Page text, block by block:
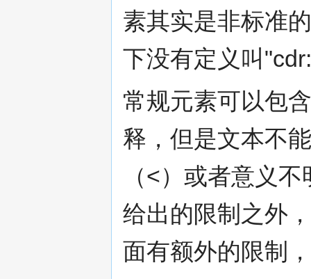
素其实是非标准
下没有定义叫
常规元素可以包
释，但是文本不
（<）或者意义
给出的限制之外
面有额外的限制